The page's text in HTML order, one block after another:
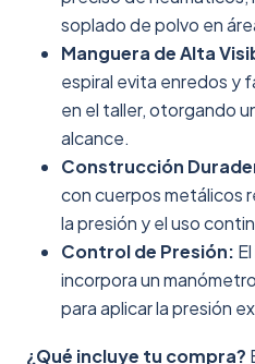
soplado de polvo en
Manguera de Alta
espiral evita enredos y
en el taller, otorgando
alcance.
Construcción
con cuerpos metálicos
la presión y el uso
Control de Presión:
incorpora un
para aplicar la presión
¿Qué incluye tu compra?